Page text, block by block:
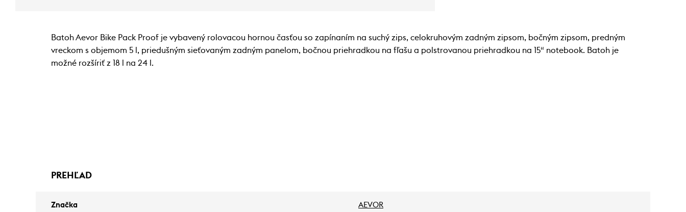
Batoh Aevor Bike Pack Proof je vybavený rolovacou hornou časťou so zapínaním na suchý zips, celokruhovým zadným zipsom, bočným zipsom, predným
vreckom s objemom 5 l, priedušným sieťovaným zadným panelom, bočnou priehradkou na fľašu a polstrovanou priehradkou na 15“ notebook. Batoh je
možné rozšíriť z 18 l na 24 l.
PREHĽAD
Značka AEVOR